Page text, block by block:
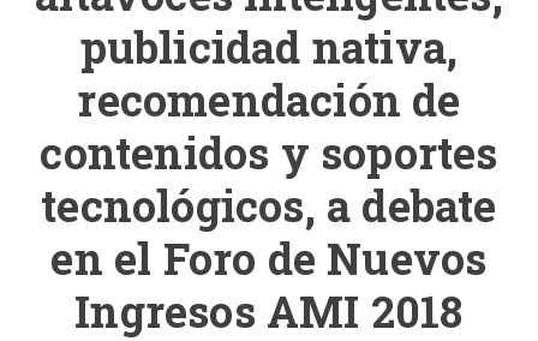
publicidad nativa,
recomendación de
contenidos y soportes
tecnológicos, a debate
en el Foro de Nuevos
Ingresos AMI 2018